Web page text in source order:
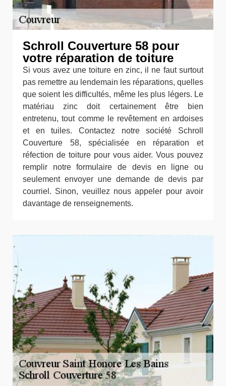
Schroll Couverture 58 pour
votre réparation de toiture
Si vous avez une toiture en zinc, il ne faut surtout
pas remettre au lendemain les réparations, quelles
que soient les difficultés, même les plus légers. Le
matériau zinc doit certainement être bien
entretenu, tout comme le revêtement en ardoises
et en tuiles. Contactez notre société Schroll
Couverture 58, spécialisée en réparation et
réfection de toiture pour vous aider. Vous pouvez
remplir notre formulaire de devis en ligne ou
seulement envoyer une demande de devis par
courriel. Sinon, veuillez nous appeler pour avoir
davantage de renseignements.